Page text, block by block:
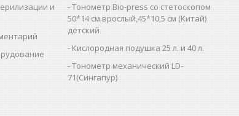
и
Тонометр Bio-press со стетоскопом
50*14 см.врослый,45*10,5 см (Китай)
детский
Кислородная подушка 25 л. и 40 л.
Тонометр механический LD-
71(Сингапур)